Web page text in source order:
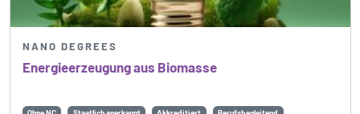
Energie­erzeugung aus Biomasse
NANO DEGREES